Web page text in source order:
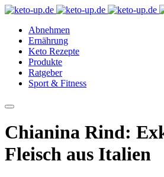
Abnehmen
Ernährung
Keto Rezepte
Produkte
Ratgeber
Sport & Fitness
Chianina Rind:
Fleisch aus Italien